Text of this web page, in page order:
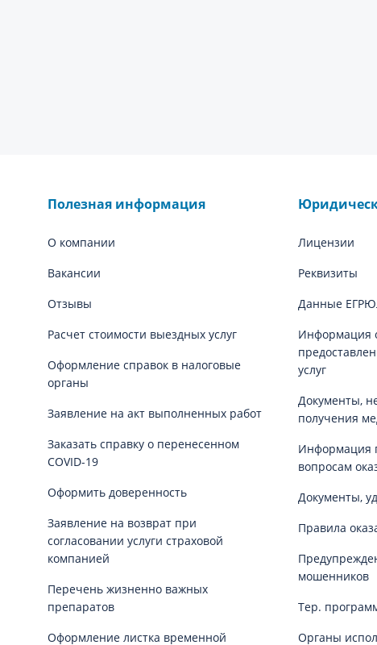
Полезная информация
О компании
Вакансии
Отзывы
Расчет стоимости выездных услуг
Оформление справок в налоговые
органы
Заявление на акт выполненных работ
Заказать справку о перенесенном
COVID-19
Оформить доверенность
Заявление на возврат при
согласовании услуги страховой
компанией
Перечень жизненно важных
препаратов
Оформление листка временной
Лицензии
Реквизиты
Данные
Информация
услуг
Документы,
получения
Информация
вопросам
Документы,
Правила
мошенников
Тер.
Органы